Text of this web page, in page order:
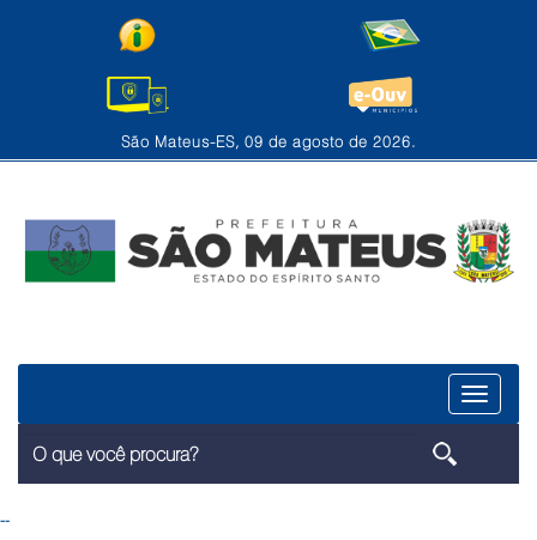
São Mateus-ES, 09 de agosto de 2026.
Menu
--